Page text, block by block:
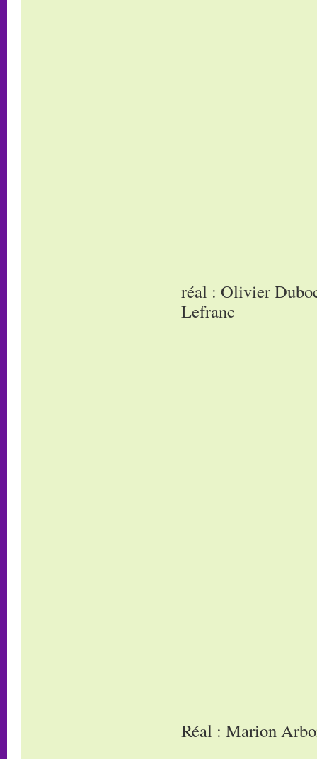
réal : Olivier
Lefranc
Réal : Marion